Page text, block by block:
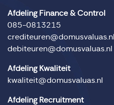
Afdeling Finance & Control
085-0813215
crediteuren@domusvaluas.nl
debiteuren@domusvaluas.nl
Afdeling Kwaliteit
kwaliteit@domusvaluas.nl
Afdeling Recruitment